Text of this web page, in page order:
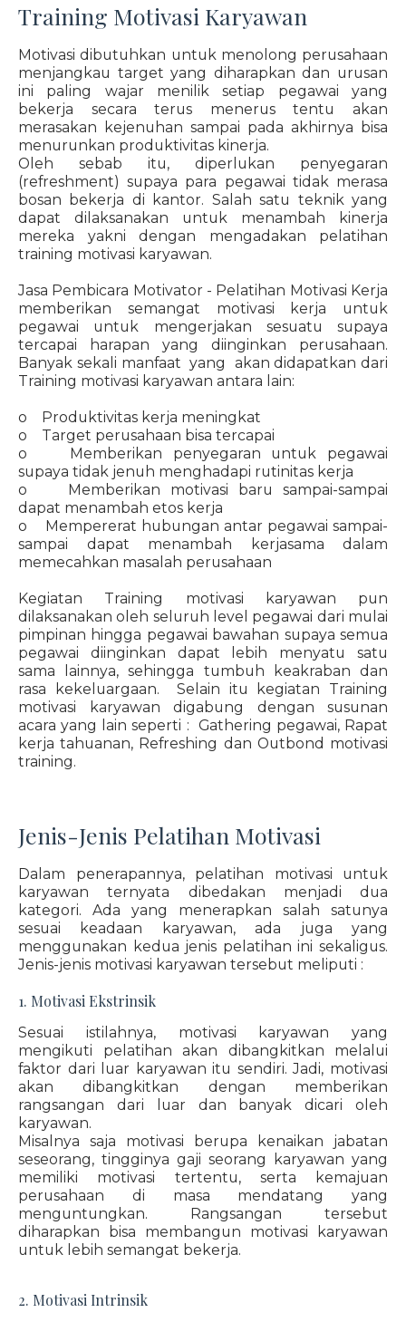
Training Motivasi Karyawan
Motivasi dibutuhkan untuk menolong perusahaan
menjangkau target yang diharapkan dan urusan
ini paling wajar menilik setiap pegawai yang
bekerja secara terus menerus tentu akan
merasakan kejenuhan sampai pada akhirnya bisa
menurunkan produktivitas kinerja.
Oleh sebab itu, diperlukan penyegaran
(refreshment) supaya para pegawai tidak merasa
bosan bekerja di kantor. Salah satu teknik yang
dapat dilaksanakan untuk menambah kinerja
mereka yakni dengan mengadakan pelatihan
training motivasi karyawan.
Jasa Pembicara Motivator - Pelatihan Motivasi Kerja
memberikan semangat motivasi kerja untuk
pegawai untuk mengerjakan sesuatu supaya
tercapai harapan yang diinginkan perusahaan.
Banyak sekali manfaat yang akan didapatkan dari
Training motivasi karyawan antara lain:
o Produktivitas kerja meningkat
o Target perusahaan bisa tercapai
o Memberikan penyegaran untuk pegawai
supaya tidak jenuh menghadapi rutinitas kerja
o Memberikan motivasi baru sampai-sampai
dapat menambah etos kerja
o Mempererat hubungan antar pegawai sampai-
sampai dapat menambah kerjasama dalam
memecahkan masalah perusahaan
Kegiatan Training motivasi karyawan pun
dilaksanakan oleh seluruh level pegawai dari mulai
pimpinan hingga pegawai bawahan supaya semua
pegawai diinginkan dapat lebih menyatu satu
sama lainnya, sehingga tumbuh keakraban dan
rasa kekeluargaan. Selain itu kegiatan Training
motivasi karyawan digabung dengan susunan
acara yang lain seperti : Gathering pegawai, Rapat
kerja tahuanan, Refreshing dan Outbond motivasi
training.
Jenis-Jenis Pelatihan Motivasi
Dalam penerapannya, pelatihan motivasi untuk
karyawan ternyata dibedakan menjadi dua
kategori. Ada yang menerapkan salah satunya
sesuai keadaan karyawan, ada juga yang
menggunakan kedua jenis pelatihan ini sekaligus.
Jenis-jenis motivasi karyawan tersebut meliputi :
1. Motivasi Ekstrinsik
Sesuai istilahnya, motivasi karyawan yang
mengikuti pelatihan akan dibangkitkan melalui
faktor dari luar karyawan itu sendiri. Jadi, motivasi
akan dibangkitkan dengan memberikan
rangsangan dari luar dan banyak dicari oleh
karyawan.
Misalnya saja motivasi berupa kenaikan jabatan
seseorang, tingginya gaji seorang karyawan yang
memiliki motivasi tertentu, serta kemajuan
perusahaan di masa mendatang yang
menguntungkan. Rangsangan tersebut
diharapkan bisa membangun motivasi karyawan
untuk lebih semangat bekerja.
2. Motivasi Intrinsik